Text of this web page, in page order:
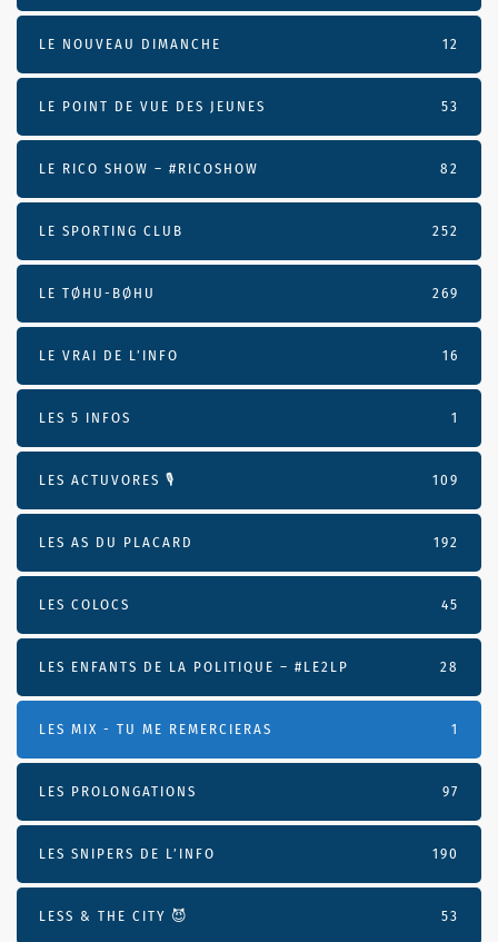
LE NOUVEAU DIMANCHE 12
LE POINT DE VUE DES JEUNES 53
LE RICO SHOW – #RICOSHOW 82
LE SPORTING CLUB 252
LE TØHU-BØHU 269
LE VRAI DE L’INFO 16
LES 5 INFOS 1
LES ACTUVORES 🎙 109
LES AS DU PLACARD 192
LES COLOCS 45
LES ENFANTS DE LA POLITIQUE – #LE2LP 28
LES MIX - TU ME REMERCIERAS 1
LES PROLONGATIONS 97
LES SNIPERS DE L’INFO 190
LESS & THE CITY 😈 53